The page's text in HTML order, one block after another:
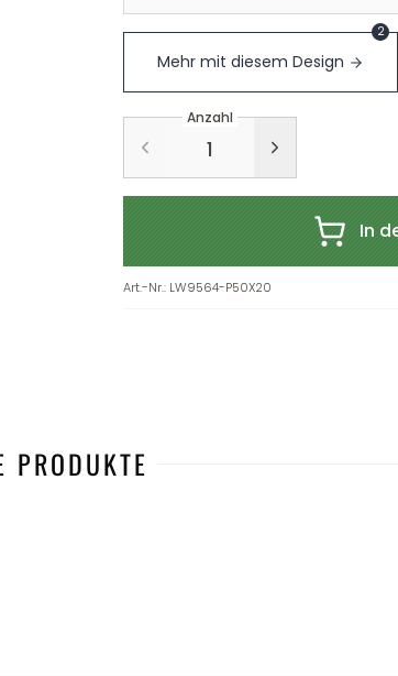
Mehr mit diesem Design
2
Anzahl
In
Art.-Nr.: LW9564-P50X20
PRODUKTE